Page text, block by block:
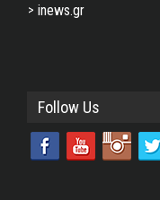
inews.gr
Follow Us